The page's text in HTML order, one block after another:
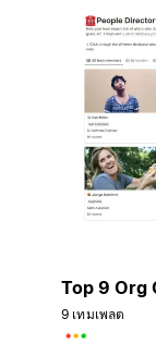
Top 9 Org
9 เทมเพลต